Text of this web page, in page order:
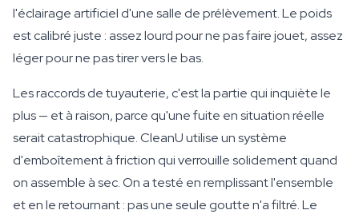
l'éclairage artificiel d'une salle de prélèvement. Le poids
est calibré juste : assez lourd pour ne pas faire jouet, assez
léger pour ne pas tirer vers le bas.
Les raccords de tuyauterie, c'est la partie qui inquiète le
plus — et à raison, parce qu'une fuite en situation réelle
serait catastrophique. CleanU utilise un système
d'emboîtement à friction qui verrouille solidement quand
on assemble à sec. On a testé en remplissant l'ensemble
et en le retournant : pas une seule goutte n'a filtré. Le